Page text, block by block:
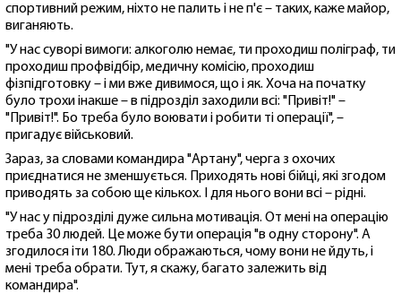
спортивний режим, ніхто не палить і не п'є – таких, каже майор,
виганяють.
"У нас суворі вимоги: алкоголю немає, ти проходиш поліграф, ти
проходиш профвідбір, медичну комісію, проходиш
фізпідготовку – і ми вже дивимося, що і як. Хоча на початку
було трохи інакше – в підрозділ заходили всі: "Привіт!" –
"Привіт!". Бо треба було воювати і робити ті операції", –
пригадує військовий.
Зараз, за словами командира "Артану", черга з охочих
приєднатися не зменшується. Приходять нові бійці, які згодом
приводять за собою ще кількох. І для нього вони всі – рідні.
"У нас у підрозділі дуже сильна мотивація. От мені на операцію
треба 30 людей. Це може бути операція "в одну сторону". А
згодилося іти 180. Люди ображаються, чому вони не йдуть, і
мені треба обрати. Тут, я скажу, багато залежить від
командира".